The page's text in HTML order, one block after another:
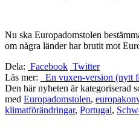
Nu ska Europadomstolen
om några länder har brutit mot
Dela: Facebook Twitter
Läs mer:
En vuxen-version (nytt
Den här nyheten är kategoriserad
med Europadomstolen,
klimatförändringar, Portugal,